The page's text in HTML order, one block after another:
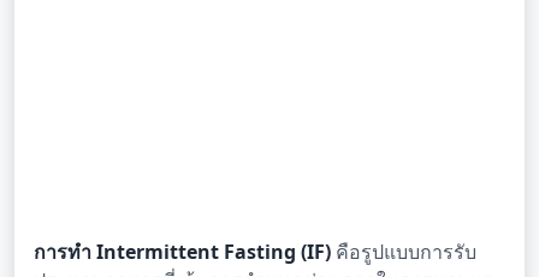
การทำ Intermittent Fasting (IF) คือรูปแบบการรับ